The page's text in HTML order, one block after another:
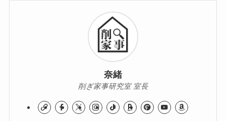
奈緒
削ぎ家事研究室 室長